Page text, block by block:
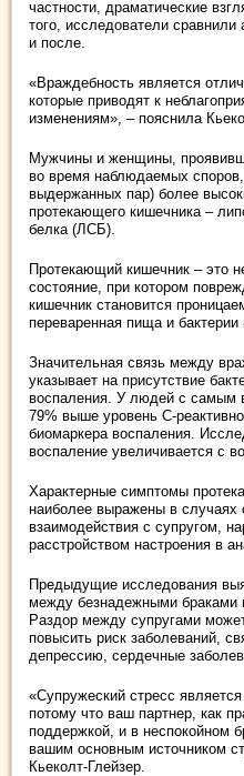
частности, драматические
того, исследователи
и после.
«Враждебность является
которые приводят к
изменениям», – пояснила
Мужчины и женщины,
во время наблюдаемых
выдержанных пар) более
протекающего кишечника –
белка (ЛСБ).
Протекающий кишечник – это
состояние, при котором
кишечник становится
переваренная пища и бактерии
Значительная связь между
указывает на присутствие
воспаления. У людей с
79% выше уровень C-
биомаркера воспаления.
воспаление увеличивается с
Характерные симптомы
наиболее выражены в случаях
взаимодействия с супругом,
расстройством настроения в
Предыдущие исследования
между безнадежными браками
Раздор между супругами
повысить риск заболеваний,
депрессию, сердечные
«Супружеский стресс
потому что ваш партнер, как
поддержкой, и в неспокойном
вашим основным источником
Кьеколт-Глейзер.